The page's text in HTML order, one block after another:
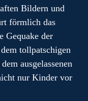
Bildern und
förmlich das
Gequake der
tollpatschigen
ausgelassenen
nur Kinder vor